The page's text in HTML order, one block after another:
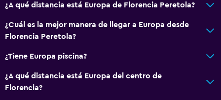
¿A qué distancia está Europa de Florencia Peretola?
¿Cuál es la mejor manera de llegar a Europa desde
Florencia Peretola?
¿Tiene Europa piscina?
¿A qué distancia está Europa del centro de
Florencia?